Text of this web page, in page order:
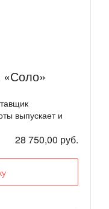
«Соло»
выпускает и
28 750,00 руб.